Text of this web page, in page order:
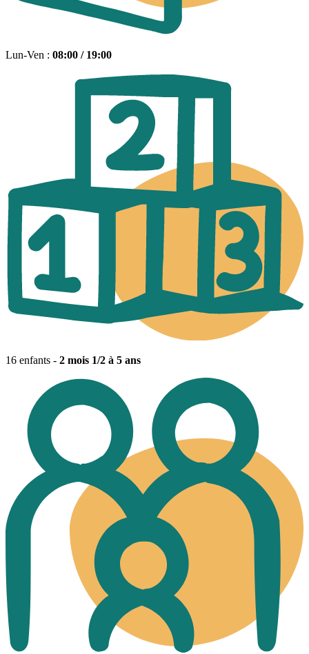
Lun-Ven : 08:00 / 19:00
16 enfants - 2 mois 1/2 à 5 ans